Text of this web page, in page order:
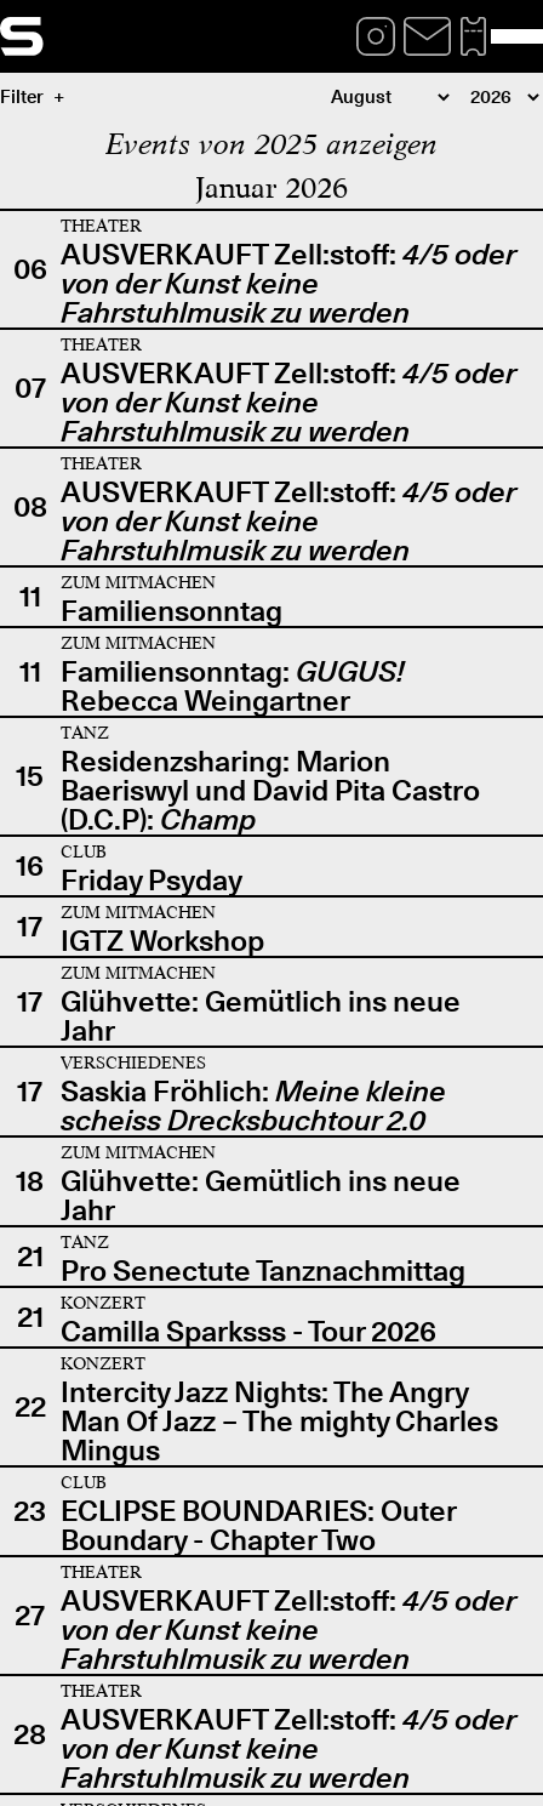
Filter
Events von 2025 anzeigen
Januar 2026
06
THEATER
AUSVERKAUFT Zell:stoff: 4/5 oder
von der Kunst keine
Fahrstuhlmusik zu werden
07
THEATER
AUSVERKAUFT Zell:stoff: 4/5 oder
von der Kunst keine
Fahrstuhlmusik zu werden
08
THEATER
AUSVERKAUFT Zell:stoff: 4/5 oder
von der Kunst keine
Fahrstuhlmusik zu werden
11
ZUM MITMACHEN
Familiensonntag
11
ZUM MITMACHEN
Familiensonntag: GUGUS!
Rebecca Weingartner
15
TANZ
Residenzsharing: Marion
Baeriswyl und David Pita Castro
(D.C.P): Champ
16
CLUB
Friday Psyday
17
ZUM MITMACHEN
IGTZ Workshop
17
ZUM MITMACHEN
Glühvette: Gemütlich ins neue
Jahr
17
VERSCHIEDENES
Saskia Fröhlich: Meine kleine
scheiss Drecksbuchtour 2.0
18
ZUM MITMACHEN
Glühvette: Gemütlich ins neue
Jahr
21
TANZ
Pro Senectute Tanznachmittag
21
KONZERT
Camilla Sparksss - Tour 2026
22
KONZERT
Intercity Jazz Nights: The Angry
Man Of Jazz – The mighty Charles
Mingus
23
CLUB
ECLIPSE BOUNDARIES: Outer
Boundary - Chapter Two
27
THEATER
AUSVERKAUFT Zell:stoff: 4/5 oder
von der Kunst keine
Fahrstuhlmusik zu werden
28
THEATER
AUSVERKAUFT Zell:stoff: 4/5 oder
von der Kunst keine
Fahrstuhlmusik zu werden